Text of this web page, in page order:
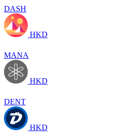
DASH
HKD
MANA
HKD
DENT
HKD